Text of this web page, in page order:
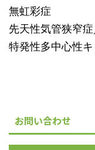
無虹彩症
先天性気管狭窄
特発性多中心性
お問い合わせ